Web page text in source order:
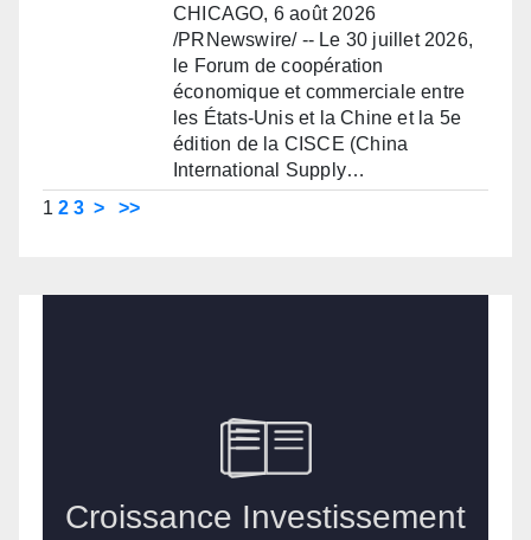
CHICAGO, 6 août 2026
/PRNewswire/ -- Le 30 juillet 2026,
le Forum de coopération
économique et commerciale entre
les États-Unis et la Chine et la 5e
édition de la CISCE (China
International Supply…
1 2 3 > >>